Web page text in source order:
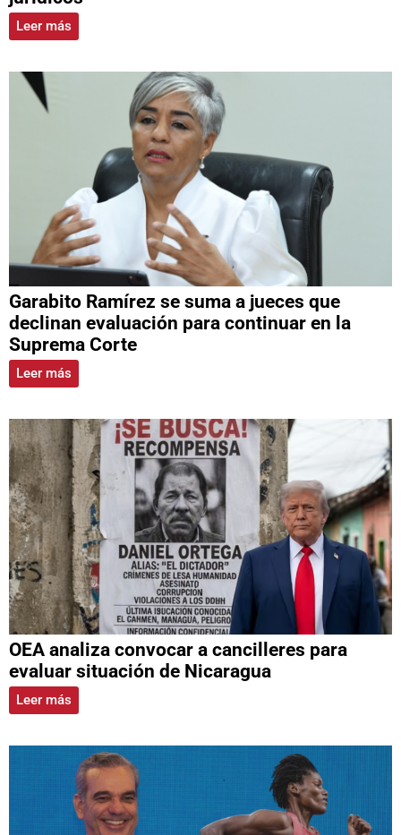
Leer más
Garabito Ramírez se suma a jueces que
declinan evaluación para continuar en la
Suprema Corte
Leer más
OEA analiza convocar a cancilleres para
evaluar situación de Nicaragua
Leer más